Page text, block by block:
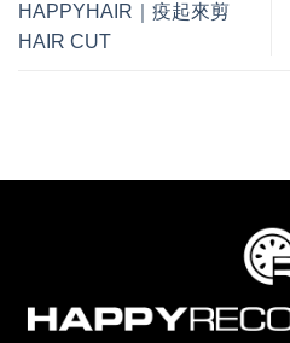
HAPPYHAIR｜疫起來剪
HAIR CUT